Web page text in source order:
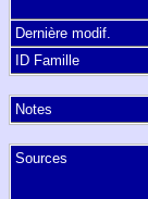
Dernière modif.
ID Famille
Notes
Sources